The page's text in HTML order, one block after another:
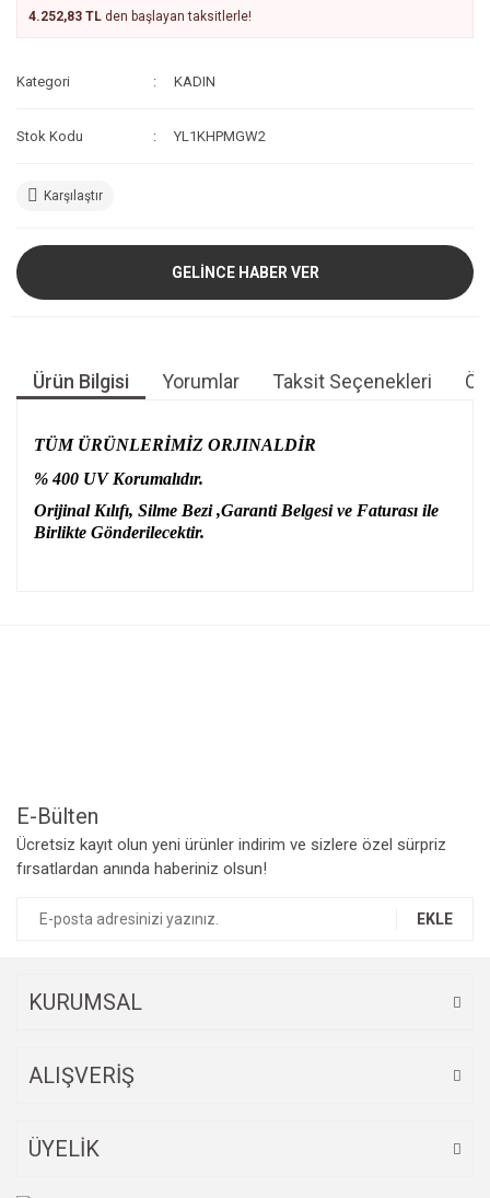
4.252,83 TL den başlayan taksitlerle!
Kategori KADIN
Stok Kodu YL1KHPMGW2
Karşılaştır
GELİNCE HABER VER
Ürün Bilgisi Yorumlar Taksit Seçenekleri
TÜM ÜRÜNLERİMİZ ORJINALDİR
% 400 UV Korumalıdır.
Orijinal Kılıfı, Silme Bezi ,Garanti Belgesi ve Faturası ile
Birlikte Gönderilecektir.
E-Bülten
Ücretsiz kayıt olun yeni ürünler indirim ve sizlere özel sürpriz
fırsatlardan anında haberiniz olsun!
EKLE
KURUMSAL
ALIŞVERİŞ
ÜYELİK